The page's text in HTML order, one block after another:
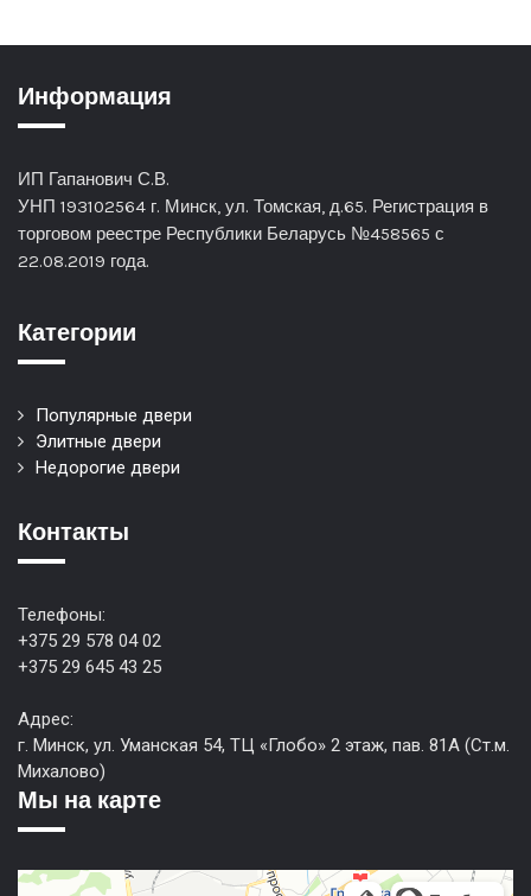
Информация
ИП Гапанович С.В.
УНП 193102564 г. Минск, ул. Томская, д.65. Регистрация в
торговом реестре Республики Беларусь №458565 с
22.08.2019 года.
Категории
Популярные двери
Элитные двери
Недорогие двери
Контакты
Телефоны:
+375 29 578 04 02
+375 29 645 43 25
Адрес:
г. Минск, ул. Уманская 54, ТЦ «Глобо» 2 этаж, пав. 81А (Ст.м.
Михалово)
Мы на карте